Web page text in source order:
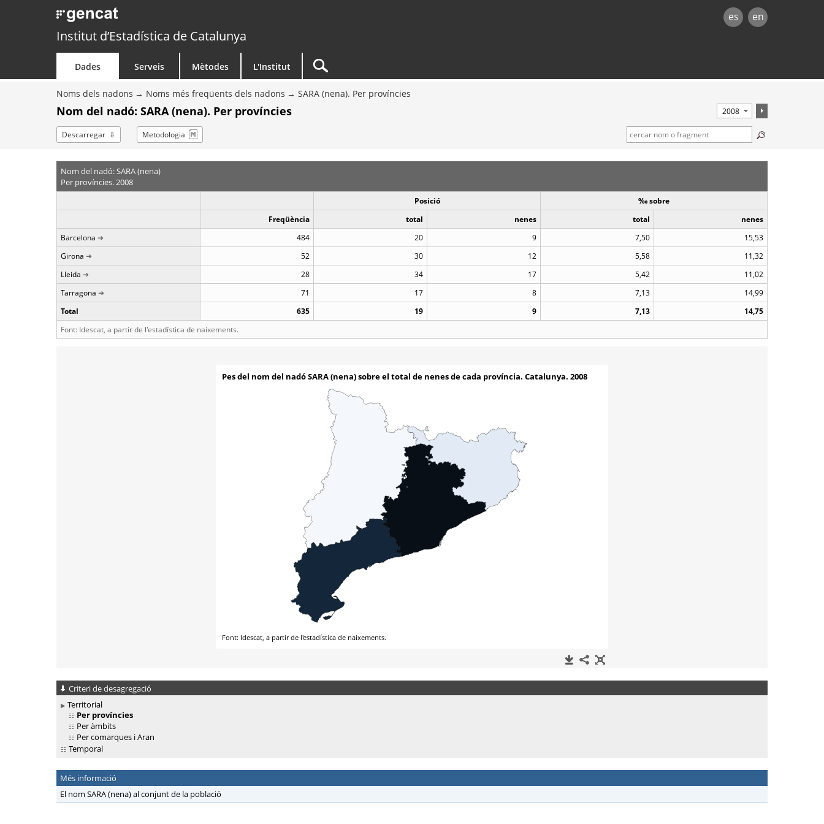
es en
Institut d’Estadística de Catalunya
Dades Serveis Mètodes L'Institut
Noms dels nadons Noms més freqüents dels nadons SARA (nena). Per províncies
Nom del nadó: SARA (nena). Per províncies
Descarregar Metodologia
Nom del nadó: SARA (nena)
Per províncies. 2008
Posició
‰ sobre
Freqüència
total nenes total
nenes
Barcelona
484 20 9 7,50
15,53
Girona
52 30 12 5,58
11,32
Lleida
28 34 17 5,42
11,02
Tarragona
71 17 8 7,13
14,99
Total
635 19 9 7,13
14,75
Font: Idescat, a partir de l'estadística de naixements.
Criteri de desagregació
Territorial
Per províncies
Per àmbits
Per comarques i Aran
Temporal
Més informació
El nom SARA (nena) al conjunt de la població